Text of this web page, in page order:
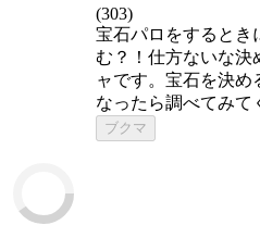
(303)
宝石パロをするとき
む？！仕方ないな決
ャです。宝石を決め
なったら調べてみて
ブクマ